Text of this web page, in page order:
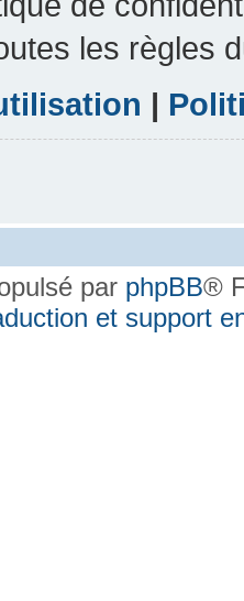
les règles
|
par phpBB®
et support